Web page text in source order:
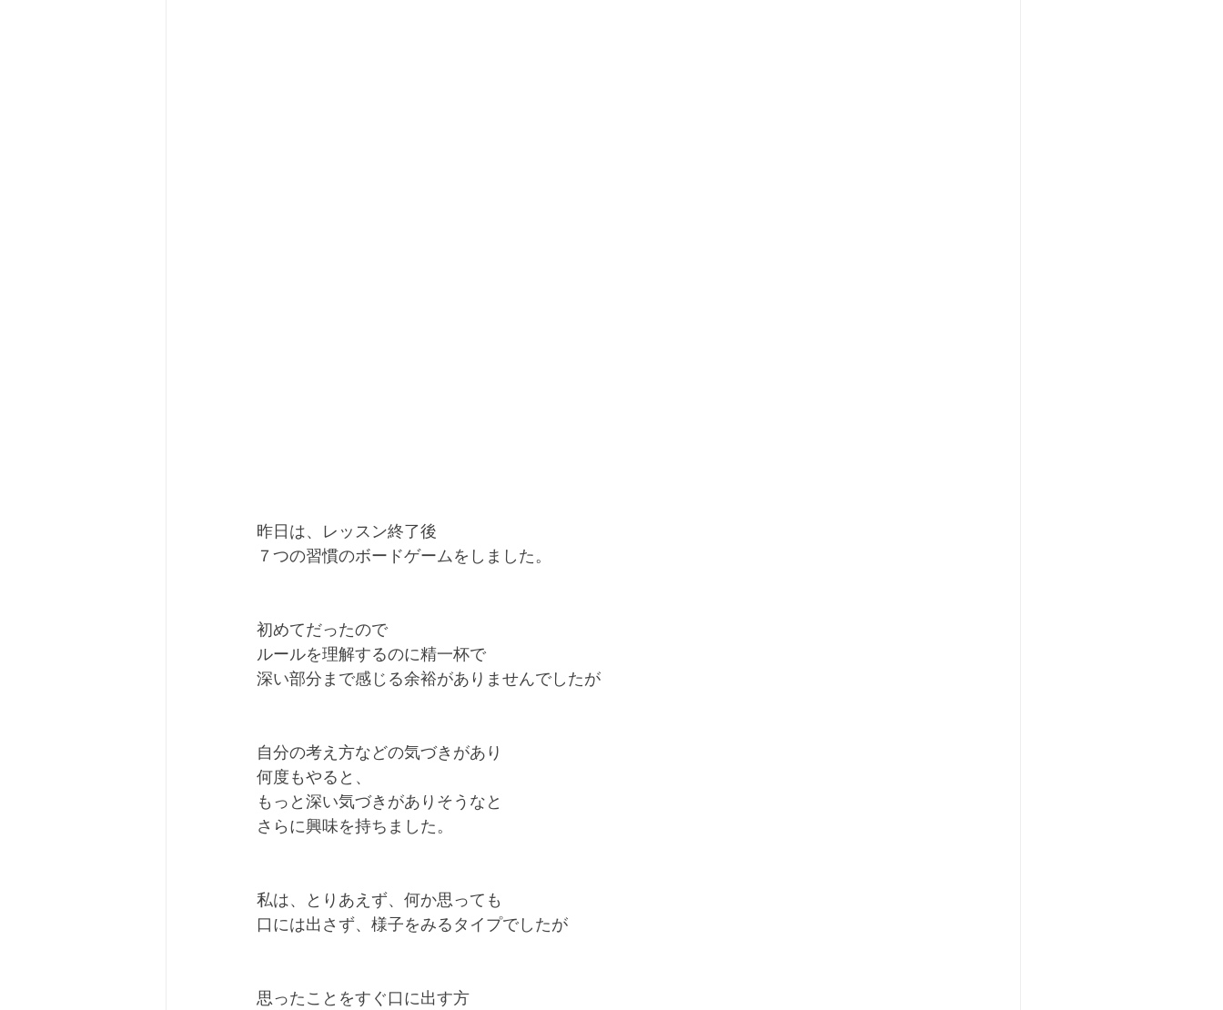
昨日は、レッスン終了後
７つの習慣のボードゲームをしました。
初めてだったので
ルールを理解するのに精一杯で
深い部分まで感じる余裕がありませんでしたが
自分の考え方などの気づきがあり
何度もやると、
もっと深い気づきがありそうなと
さらに興味を持ちました。
私は、とりあえず、何か思っても
口には出さず、様子をみるタイプでしたが
思ったことをすぐ口に出す方